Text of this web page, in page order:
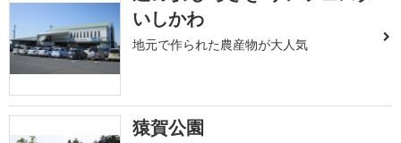
いしかわ
地元で作られた農産物が大人気
猿賀公園